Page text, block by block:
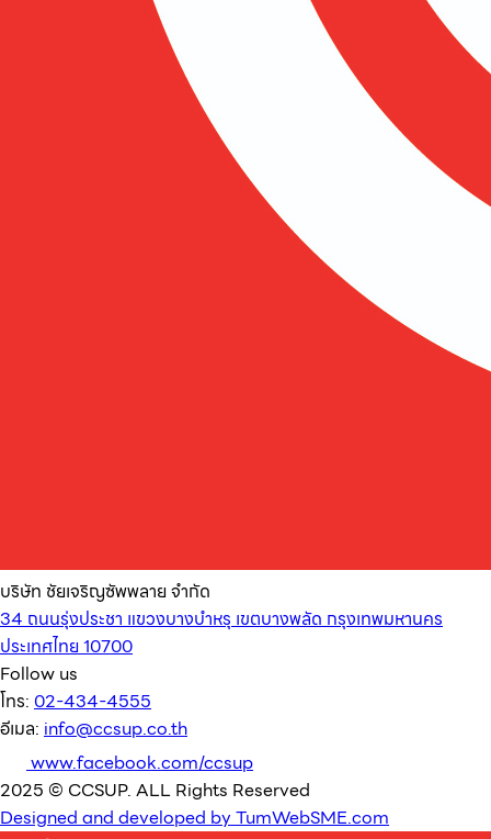
บริษัท ชัยเจริญซัพพลาย จำกัด
34 ถนนรุ่งประชา แขวงบางบำหรุ เขตบางพลัด กรุงเทพมหานคร
ประเทศไทย 10700
Follow us
โทร: 02-434-4555
อีเมล: info@ccsup.co.th
www.facebook.com/ccsup
2025 © CCSUP. ALL Rights Reserved
Designed and developed by TumWebSME.com